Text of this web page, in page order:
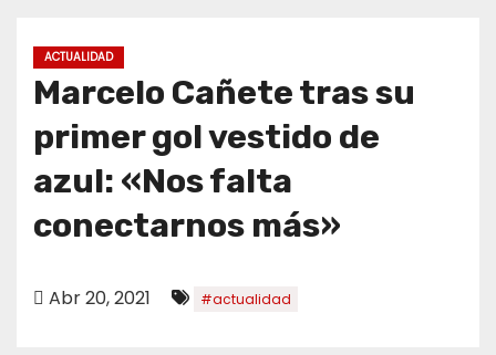
ACTUALIDAD
Marcelo Cañete tras su
primer gol vestido de
azul: «Nos falta
conectarnos más»
Abr 20, 2021 #actualidad